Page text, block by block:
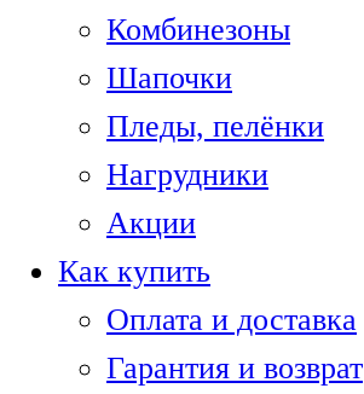
Комбинезоны
Шапочки
Пледы, пелёнки
Нагрудники
Акции
Как купить
Оплата и доставка
Гарантия и возврат